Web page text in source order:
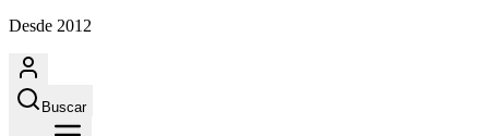
Desde 2012
Buscar